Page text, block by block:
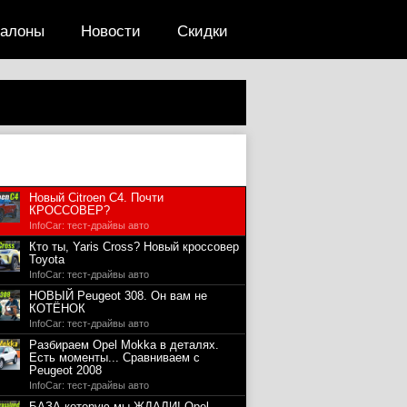
Скидки
Новости
Новый Citroen C4. Почти
КРОССОВЕР?
InfoCar: тест-драйвы авто
Кто ты, Yaris Cross? Новый кроссовер
Toyota
InfoCar: тест-драйвы авто
НОВЫЙ Peugeot 308. Он вам не
КОТЁНОК
InfoCar: тест-драйвы авто
Разбираем Opel Mokka в деталях.
Есть моменты... Сравниваем с
Peugeot 2008
InfoCar: тест-драйвы авто